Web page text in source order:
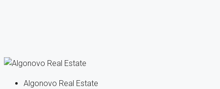
Algonovo Real Estate